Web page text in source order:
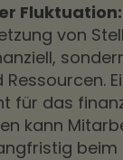
Fluktuation:
von
für das
kann
beim